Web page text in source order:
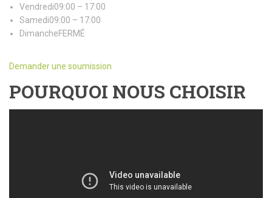
Vendredi09:00 – 17:00
Samedi09:00 – 17:00
DimancheFERMÉ
Demander une soumission
POURQUOI NOUS CHOISIR